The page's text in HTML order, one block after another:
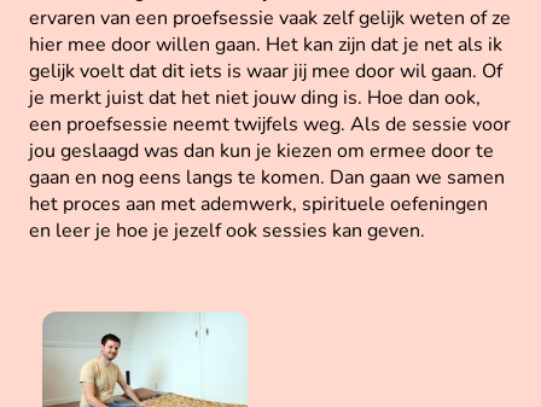
ervaren van een proefsessie vaak zelf gelijk weten of ze
hier mee door willen gaan. Het kan zijn dat je net als ik
gelijk voelt dat dit iets is waar jij mee door wil gaan. Of
je merkt juist dat het niet jouw ding is. Hoe dan ook,
een proefsessie neemt twijfels weg. Als de sessie voor
jou geslaagd was dan kun je kiezen om ermee door te
gaan en nog eens langs te komen. Dan gaan we samen
het proces aan met ademwerk, spirituele oefeningen
en leer je hoe je jezelf ook sessies kan geven.